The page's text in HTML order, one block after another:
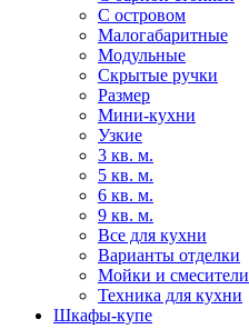
С островом
Малогабаритные
Модульные
Скрытые ручки
Размер
Мини-кухни
Узкие
3 кв. м.
5 кв. м.
6 кв. м.
9 кв. м.
Все для кухни
Варианты отделки
Мойки и смесители
Техника для кухни
Шкафы-купе